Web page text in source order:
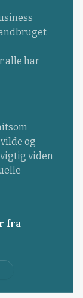
alle har
og
viden
fra